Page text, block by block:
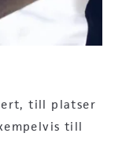
till platser
till